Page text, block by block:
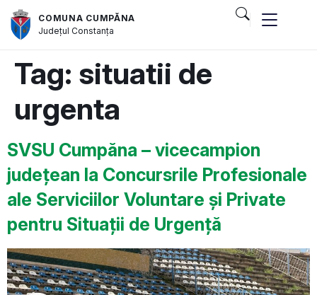
COMUNA CUMPĂNA
JudețulConstanța
Tag: situatii de
urgenta
SVSU Cumpăna – vicecampion
județean la Concursrile Profesionale
ale Serviciilor Voluntare și Private
pentru Situații de Urgență